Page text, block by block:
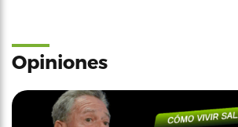
Opiniones